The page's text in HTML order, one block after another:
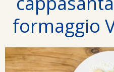
formaggio